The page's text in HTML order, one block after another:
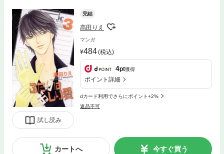
試し読み
完結
高田りえ
マンガ
484(税込)
4pt獲得
ポイント詳細
dカード利用でさらにポイント+2%
返品不可
カートへ 今すぐ買う